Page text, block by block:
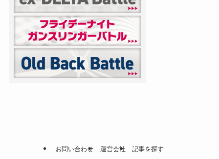
お問い合わせ 運営会社 記事を探す